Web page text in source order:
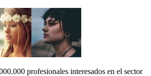
profesionales interesados en el sector